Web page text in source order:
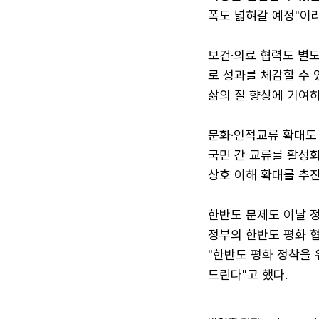
폭도 넓혀갈 예정"이
보건·의료 협력도 별
로 성과를 체감할 수
삶의 질 향상에 기여
문화·인적교류 확대
국민 간 교류를 활성
상호 이해 확대를 추
한반도 문제도 이날
정부의 한반도 평화
"한반도 평화 정착을
드린다"고 했다.